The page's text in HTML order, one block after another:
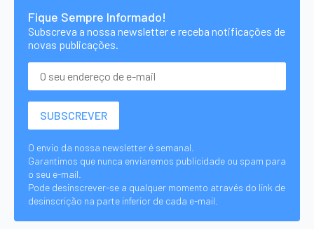
Fique Sempre Informado!
Subscreva a nossa newsletter e receba notificações de
novas publicações.
O envio da nossa newsletter é semanal.
Garantimos que nunca enviaremos publicidade ou spam para
o seu e-mail.
Pode desinscrever-se a qualquer momento através do link de
desinscrição na parte inferior de cada e-mail.